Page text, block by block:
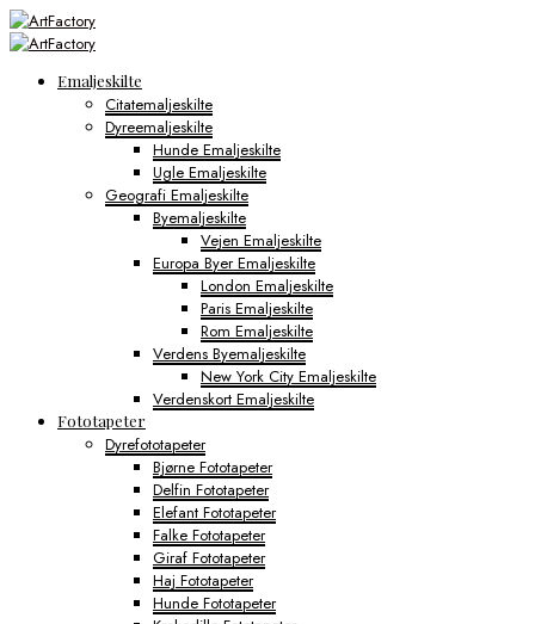
Emaljeskilte
Citatemaljeskilte
Dyreemaljeskilte
Hunde Emaljeskilte
Ugle Emaljeskilte
Geografi Emaljeskilte
Byemaljeskilte
Vejen Emaljeskilte
Europa Byer Emaljeskilte
London Emaljeskilte
Paris Emaljeskilte
Rom Emaljeskilte
Verdens Byemaljeskilte
New York City Emaljeskilte
Verdenskort Emaljeskilte
Fototapeter
Dyrefototapeter
Bjørne Fototapeter
Delfin Fototapeter
Elefant Fototapeter
Falke Fototapeter
Giraf Fototapeter
Haj Fototapeter
Hunde Fototapeter